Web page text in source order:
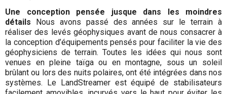
Une conception pensée jusque dans les moindres
détails Nous avons passé des années sur le terrain à
réaliser des levés géophysiques avant de nous consacrer à
la conception d’équipements pensés pour faciliter la vie des
géophysiciens de terrain. Toutes les idées qui nous sont
venues en pleine taïga ou en montagne, sous un soleil
brûlant ou lors des nuits polaires, ont été intégrées dans nos
systèmes. Le LandStreamer est équipé de stabilisateurs